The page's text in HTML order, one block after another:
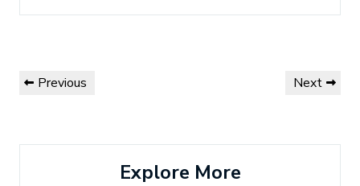
Post
navigation
Previous
Previous
Next
Next
Explore More